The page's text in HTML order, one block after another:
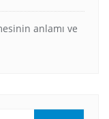
anlamı ve